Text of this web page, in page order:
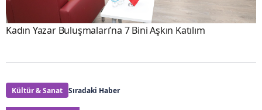
Kadın Yazar Buluşmaları’na 7 Bini Aşkın Katılım
Kültür & Sanat Sıradaki Haber